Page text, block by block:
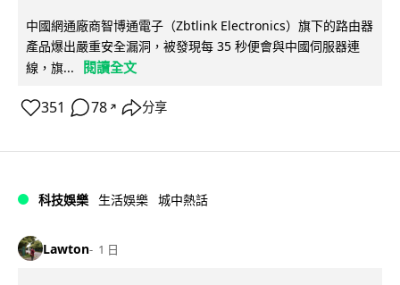
中國網通廠商智博通電子（Zbtlink Electronics）旗下的路由器
產品爆出嚴重安全漏洞，被發現每 35 秒便會與中國伺服器連
線，旗...
閱讀全文
351 78 ↗ 分享
科技娛樂 生活娛樂 城中熱話
Lawton 1 日